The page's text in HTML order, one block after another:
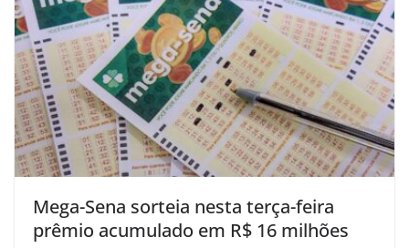
Mega-Sena sorteia nesta terça-feira
prêmio acumulado em R$ 16 milhões